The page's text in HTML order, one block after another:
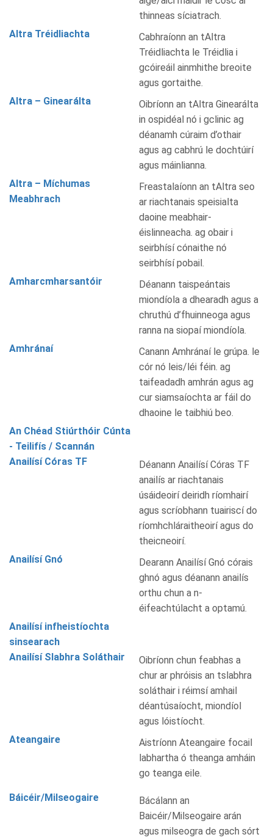
thinneas síciatrach.
Altra Tréidliachta
Cabhraíonn an tAltra
Tréidliachta le Tréidlia i
gcóireáil ainmhithe breoite
agus gortaithe.
Altra – Ginearálta
Oibríonn an tAltra Ginearálta
in ospidéal nó i gclinic ag
déanamh cúraim d’othair
agus ag cabhrú le dochtúirí
agus máinlianna.
Altra – Míchumas
Meabhrach
Freastalaíonn an tAltra seo
ar riachtanais speisialta
daoine meabhair-
éislinneacha. ag obair i
seirbhísí cónaithe nó
seirbhísí pobail.
Amharcmharsantóir
Déanann taispeántais
miondíola a dhearadh agus a
chruthú d’fhuinneoga agus
ranna na siopaí miondíola.
Amhránaí
Canann Amhránaí le grúpa. le
cór nó leis/léi féin. ag
taifeadadh amhrán agus ag
cur siamsaíochta ar fáil do
dhaoine le taibhiú beo.
An Chéad Stiúrthóir Cúnta
- Teilifís / Scannán
Anailísí Córas TF
Déanann Anailísí Córas TF
anailís ar riachtanais
úsáideoirí deiridh ríomhairí
agus scríobhann tuairiscí do
ríomhchláraitheoirí agus do
theicneoirí.
Anailísí Gnó
Dearann Anailísí Gnó córais
ghnó agus déanann anailís
orthu chun a n-
éifeachtúlacht a optamú.
Anailísí infheistíochta
sinsearach
Anailísí Slabhra Soláthair
Oibríonn chun feabhas a
chur ar phróisis an tslabhra
soláthair i réimsí amhail
déantúsaíocht, miondíol
agus lóistíocht.
Ateangaire
Aistríonn Ateangaire focail
labhartha ó theanga amháin
go teanga eile.
Báicéir/Milseogaire
Bácálann an
Baicéir/Milseogaire arán
agus milseogra de gach sórt